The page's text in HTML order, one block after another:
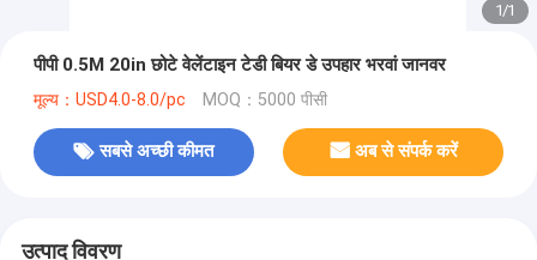
1/1
पीपी 0.5M 20in छोटे वेलेंटाइन टेडी बियर डे उपहार भरवां जानवर
मूल्य：USD4.0-8.0/pc MOQ：5000 पीसी
सबसे अच्छी कीमत अब से संपर्क करें
उत्पाद विवरण